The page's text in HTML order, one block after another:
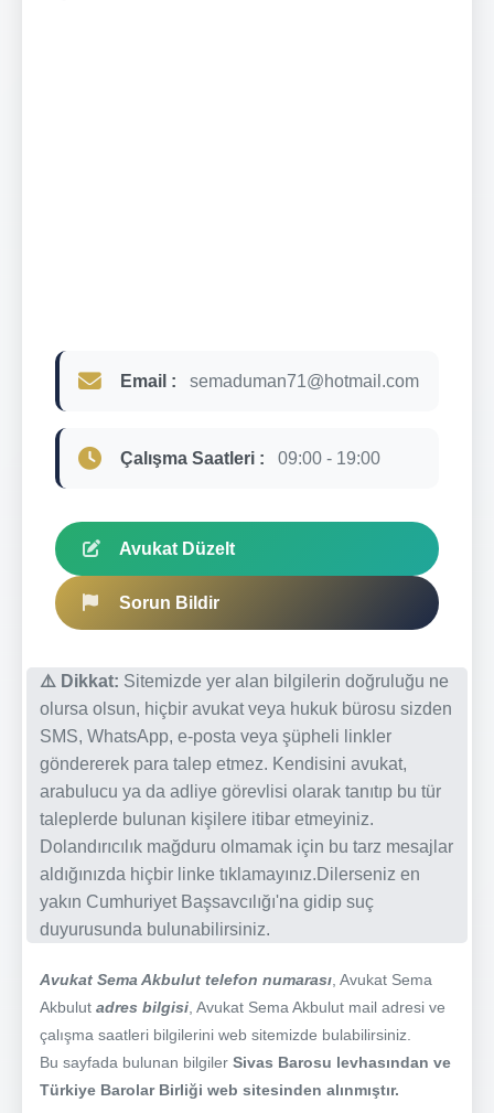
Email : semaduman71@hotmail.com
Çalışma Saatleri : 09:00 - 19:00
Avukat Düzelt
Sorun Bildir
⚠️ Dikkat: Sitemizde yer alan bilgilerin doğruluğu ne
olursa olsun, hiçbir avukat veya hukuk bürosu sizden
SMS, WhatsApp, e-posta veya şüpheli linkler
göndererek para talep etmez. Kendisini avukat,
arabulucu ya da adliye görevlisi olarak tanıtıp bu tür
taleplerde bulunan kişilere itibar etmeyiniz.
Dolandırıcılık mağduru olmamak için bu tarz mesajlar
aldığınızda hiçbir linke tıklamayınız.Dilerseniz en
yakın Cumhuriyet Başsavcılığı'na gidip suç
duyurusunda bulunabilirsiniz.
Avukat Sema Akbulut telefon numarası , Avukat Sema
Akbulut adres bilgisi , Avukat Sema Akbulut mail adresi ve
çalışma saatleri bilgilerini web sitemizde bulabilirsiniz.
Bu sayfada bulunan bilgiler Sivas Barosu levhasından ve
Türkiye Barolar Birliği web sitesinden alınmıştır.